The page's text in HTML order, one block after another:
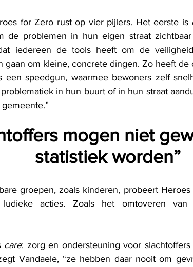
for Zero rust op vier pijlers. Het eerste is
de problemen in hun eigen straat
iedereen de tools heeft om de
gaan om kleine, concrete dingen. Zo heeft
een speedgun, waarmee bewoners zelf
in hun buurt of in hun straat
mogen niet
statistiek worden”
groepen, zoals kinderen, probeert
acties. Zoals het omtoveren van
care: zorg en ondersteuning voor
Vandaele, “ze hebben daar nooit om